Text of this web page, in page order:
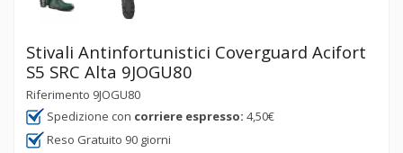
Stivali Antinfortunistici Coverguard Acifort
S5 SRC Alta 9JOGU80
Riferimento 9JOGU80
Spedizione con corriere espresso: 4,50€
Reso Gratuito 90 giorni